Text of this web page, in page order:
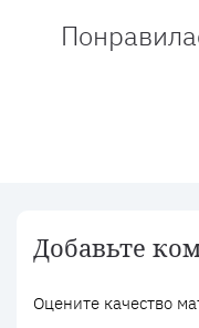
Добавьте
Оцените качество